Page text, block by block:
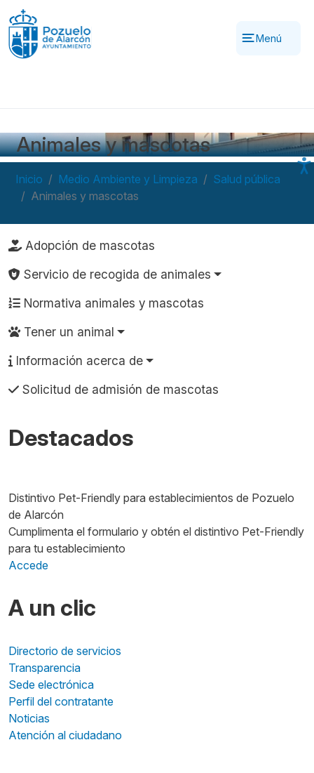
Pasar al contenido principal
Menú
Animales y mascotas
Inicio Medio Ambiente y Limpieza
Salud pública
Animales y mascotas
Navegación principal
Adopción de mascotas
Servicio de recogida de animales
Normativa animales y mascotas
Tener un animal
Información acerca de
Solicitud de admisión de mascotas
Destacados
Distintivo Pet-Friendly para establecimientos de Pozuelo
de Alarcón
Cumplimenta el formulario y obtén el distintivo Pet-Friendly
para tu establecimiento
Accede
A un clic
Directorio de servicios
Transparencia
Sede electrónica
Perfil del contratante
Noticias
Atención al ciudadano